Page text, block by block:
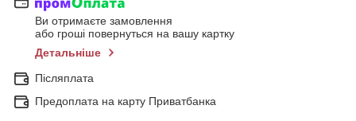
Ви отримаєте замовлення
або гроші повернуться на вашу картку
Детальніше
Післяплата
Предоплата на карту Приватбанка